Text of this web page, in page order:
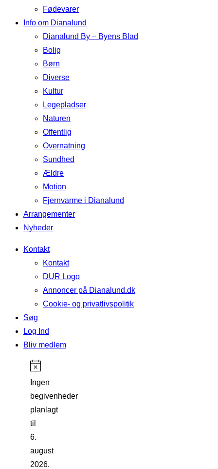
Fødevarer
Info om Dianalund
Dianalund By – Byens Blad
Bolig
Børn
Diverse
Kultur
Legepladser
Naturen
Offentlig
Overnatning
Sundhed
Ældre
Motion
Fjernvarme i Dianalund
Arrangementer
Nyheder
Kontakt
Kontakt
DUR Logo
Annoncer på Dianalund.dk
Cookie- og privatlivspolitik
Søg
Log Ind
Bliv medlem
Ingen
begivenheder
planlagt
til
6.
august
2026.